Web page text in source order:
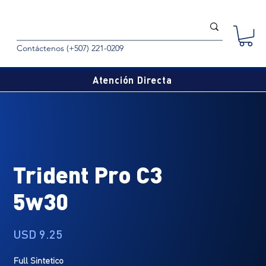
Contáctenos (+507) 221-0209
Atención Directa
Trident Pro C3
5w30
USD 9.25
Full Sintetico